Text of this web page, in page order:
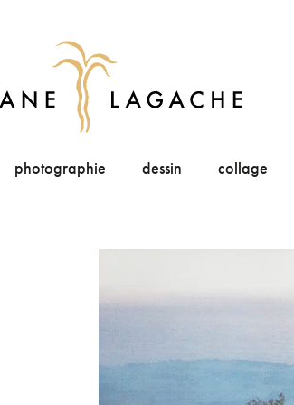
photographie dessin collage